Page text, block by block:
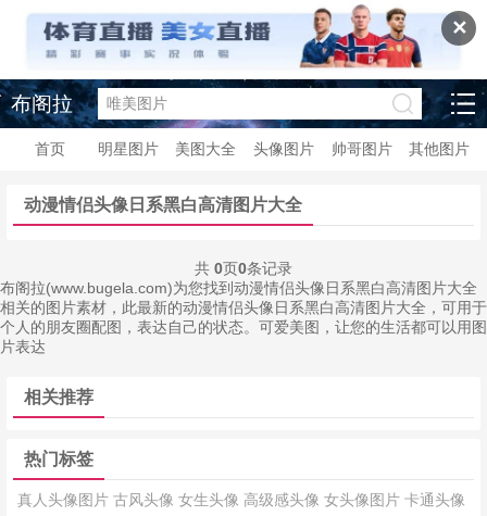
✕
布阁拉
首页 明星图片 美图大全 头像图片 帅哥图片 其他图片
动漫情侣头像日系黑白高清图片大全
共 0页0条记录
布阁拉(www.bugela.com)为您找到动漫情侣头像日系黑白高清图片大全
相关的图片素材，此最新的动漫情侣头像日系黑白高清图片大全，可用于
个人的朋友圈配图，表达自己的状态。可爱美图，让您的生活都可以用图
片表达
相关推荐
热门标签
真人头像图片 古风头像 女生头像 高级感头像 女头像图片 卡通头像